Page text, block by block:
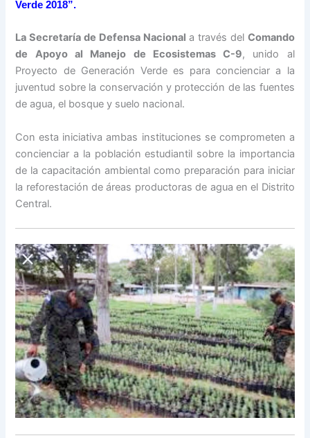
Verde 2018”.
La Secretaría de Defensa Nacional a través del Comando
de Apoyo al Manejo de Ecosistemas C-9, unido al
Proyecto de Generación Verde es para concienciar a la
juventud sobre la conservación y protección de las fuentes
de agua, el bosque y suelo nacional.
Con esta iniciativa ambas instituciones se comprometen a
concienciar a la población estudiantil sobre la importancia
de la capacitación ambiental como preparación para iniciar
la reforestación de áreas productoras de agua en el Distrito
Central.